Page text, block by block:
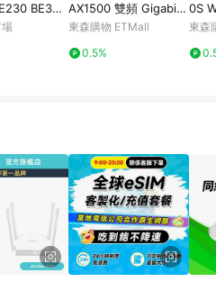
BE360
wifi7 雙
AX1500 雙頻 Gigabit
Wi-Fi 6 無線路由器
東森購物 ETMall
0.5%
東森